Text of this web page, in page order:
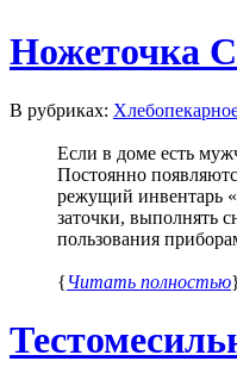
Ножеточка
В рубриках:
Если в доме есть
Постоянно
режущий инвентарь
заточки, выполнять
пользования
{Читать полностью